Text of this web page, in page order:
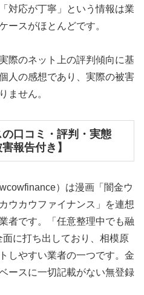
対応が丁寧」という情報は業
ースがほとんどです。
際のネット上の評判傾向に基
人の感想であり、実際の被害
ません。
口コミ・評判・実態
報告付き】
）は漫画「闇金ウ
ウカウファイナンス」を連想
者です。「任意整理中でも融
に打ち出しており、相模原
しやすい業者の一つです。金
ースに一切記載がない無登録